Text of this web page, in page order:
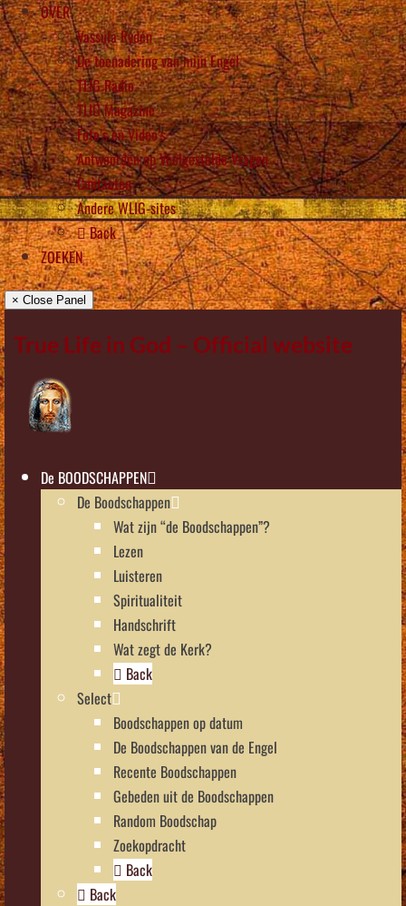
OVER
Vassula Rydén
De toenadering van mijn Engel
TLIG Radio
TLIG Magazine
Foto’s en Video’s
Antwoorden op Veelgestelde Vragen
Contacten
Andere WLIG-sites
Back
ZOEKEN
× Close Panel
True Life in God – Official website
De BOODSCHAPPEN
De Boodschappen
Wat zijn “de Boodschappen”?
Lezen
Luisteren
Spiritualiteit
Handschrift
Wat zegt de Kerk?
Back
Select
Boodschappen op datum
De Boodschappen van de Engel
Recente Boodschappen
Gebeden uit de Boodschappen
Random Boodschap
Zoekopdracht
Back
Back